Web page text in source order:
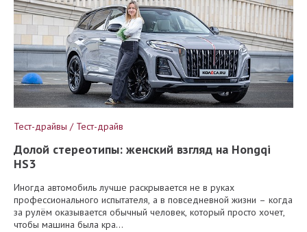
Тест-драйвы / Тест-драйв
Долой стереотипы: женский взгляд на Hongqi
HS3
Иногда автомобиль лучше раскрывается не в руках
профессионального испытателя, а в повседневной жизни – когда
за рулём оказывается обычный человек, который просто хочет,
чтобы машина была кра...